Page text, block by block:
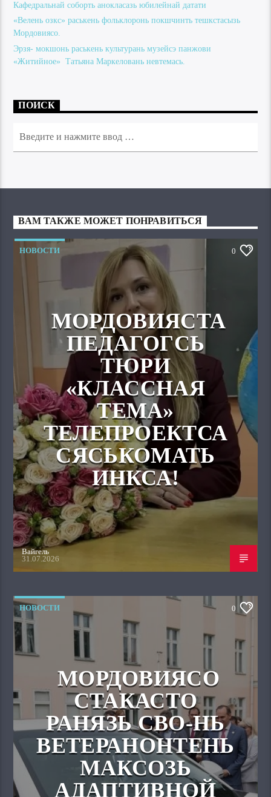
Кафедральнай соборть анокласазь юбилейнай датати
«Велень озкс» раськень фольклоронь покшчинть тешкстасызь
Мордовиясо.
Эрзя- мокшонь раськень культурань музейсэ панжови
«Житийное» Татьяна Маркеловань невтемась.
ПОИСК
ВАМ ТАКЖЕ МОЖЕТ ПОНРАВИТЬСЯ
НОВОСТИ 0
МОРДОВИЯСТА
ПЕДАГОГСЬ
ТЮРИ
«КЛАССНАЯ
ТЕМА»
ТЕЛЕПРОЕКТСА
СЯСЬКОМАТЬ
ИНКСА!
Вайгель
31.07.2026
НОВОСТИ 0
МОРДОВИЯСО
СТАКАСТО
РАНЯЗЬ СВО-НЬ
ВЕТЕРАНОНТЕНЬ
МАКСОЗЬ
АДАПТИВНОЙ